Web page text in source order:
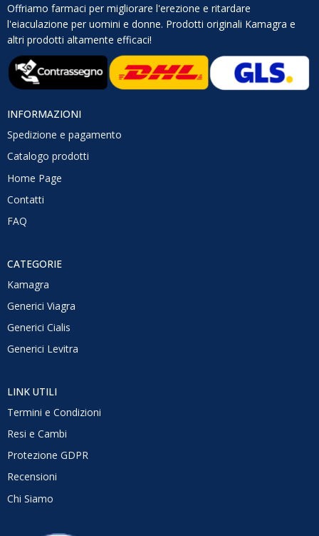
Offriamo farmaci per migliorare l'erezione e ritardare
l'eiaculazione per uomini e donne. Prodotti originali Kamagra e
altri prodotti altamente efficaci!
INFORMAZIONI
Spedizione e pagamento
Catalogo prodotti
Home Page
Contatti
FAQ
CATEGORIE
Kamagra
Generici Viagra
Generici Cialis
Generici Levitra
LINK UTILI
Termini e Condizioni
Resi e Cambi
Protezione GDPR
Recensioni
Chi Siamo